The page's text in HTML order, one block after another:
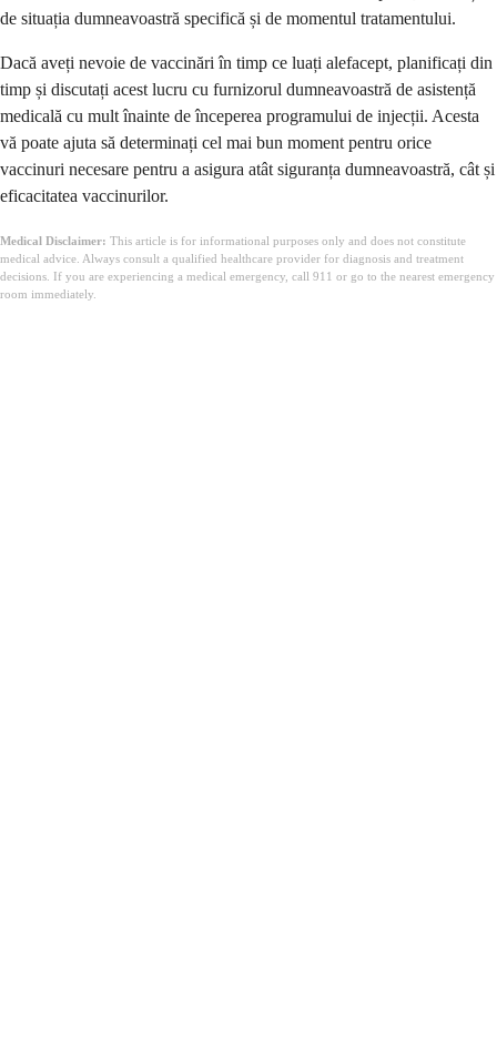
de situația dumneavoastră specifică și de momentul tratamentului.
Dacă aveți nevoie de vaccinări în timp ce luați alefacept, planificați din
timp și discutați acest lucru cu furnizorul dumneavoastră de asistență
medicală cu mult înainte de începerea programului de injecții. Acesta
vă poate ajuta să determinați cel mai bun moment pentru orice
vaccinuri necesare pentru a asigura atât siguranța dumneavoastră, cât și
eficacitatea vaccinurilor.
Medical Disclaimer: This article is for informational purposes only and does not constitute
medical advice. Always consult a qualified healthcare provider for diagnosis and treatment
decisions. If you are experiencing a medical emergency, call 911 or go to the nearest emergency
room immediately.